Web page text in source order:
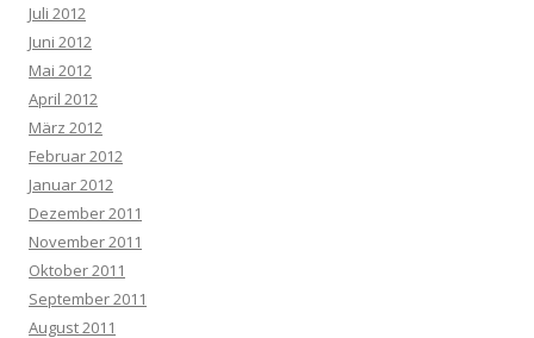
Juli 2012
Juni 2012
Mai 2012
April 2012
März 2012
Februar 2012
Januar 2012
Dezember 2011
November 2011
Oktober 2011
September 2011
August 2011